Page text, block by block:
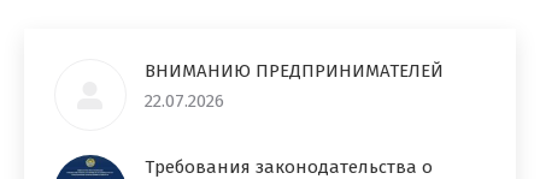
ВНИМАНИЮ ПРЕДПРИНИМАТЕЛЕЙ
22.07.2026
Требования законодательства о